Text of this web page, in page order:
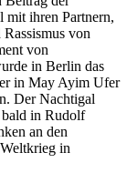
mit ihren Partnern,
von
von
in Berlin das
in May Ayim Ufer
Der Nachtigal
in Rudolf
an den
in